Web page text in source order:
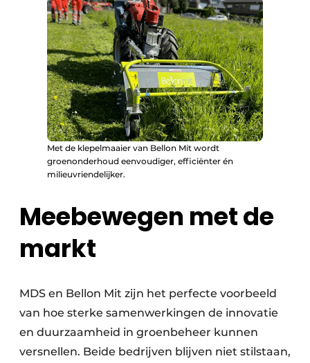
Met de klepelmaaier van Bellon Mit wordt
groenonderhoud eenvoudiger, efficiënter én
milieuvriendelijker.
Meebewegen met de
markt
MDS en Bellon Mit zijn het perfecte voorbeeld
van hoe sterke samenwerkingen de innovatie
en duurzaamheid in groenbeheer kunnen
versnellen. Beide bedrijven blijven niet stilstaan,